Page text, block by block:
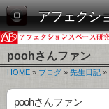
アフェクシ
poohさんファン
HOME » ブログ » 先生日記 »
poohさんファン